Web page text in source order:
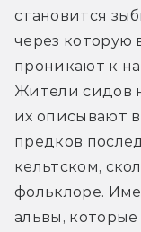
становится
через которую
проникают к
Жители сидов
их описывают
предков
кельтском,
фольклоре.
альвы,